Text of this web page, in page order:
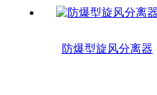
防爆型旋风分离器